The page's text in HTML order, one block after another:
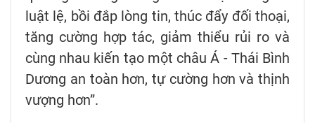
luật lệ, bồi đắp lòng tin, thúc đẩy đối thoại,
tăng cường hợp tác, giảm thiểu rủi ro và
cùng nhau kiến tạo một châu Á - Thái Bình
Dương an toàn hơn, tự cường hơn và thịnh
vượng hơn”.